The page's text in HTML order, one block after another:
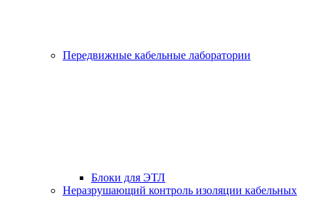
Передвижные кабельные лаборатории
Блоки для ЭТЛ
Неразрушающий контроль изоляции кабельных